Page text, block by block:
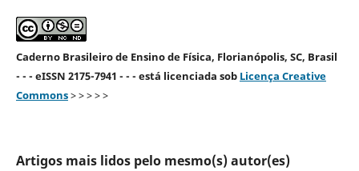
Caderno Brasileiro de Ensino de Física, Florianópolis, SC, Brasil
- - - eISSN 2175-7941 - - - está licenciada sob Licença Creative
Commons> > > > >
Artigos mais lidos pelo mesmo(s) autor(es)